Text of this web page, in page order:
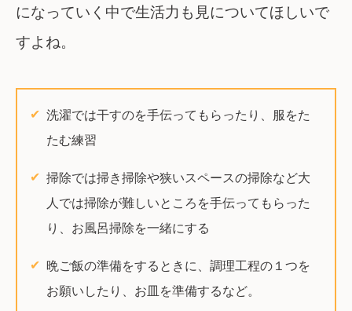
になっていく中で生活力も見についてほしいで
すよね。
洗濯では干すのを手伝ってもらったり、服をた
たむ練習
掃除では掃き掃除や狭いスペースの掃除など大
人では掃除が難しいところを手伝ってもらった
り、お風呂掃除を一緒にする
晩ご飯の準備をするときに、調理工程の１つを
お願いしたり、お皿を準備するなど。